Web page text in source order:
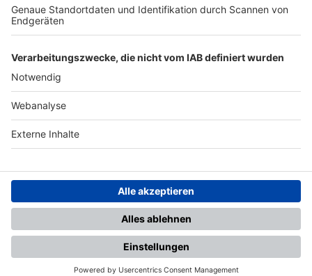
SFV DFB
Nutzungsbedingungen Datenschutz Impressum
Ihr Gerät wird möglicherweise
nicht vollständig unterstützt.
Für die beste Nutzung empfehlen
wir ein kompatibles Gerät oder
einen aktuellen Browser.